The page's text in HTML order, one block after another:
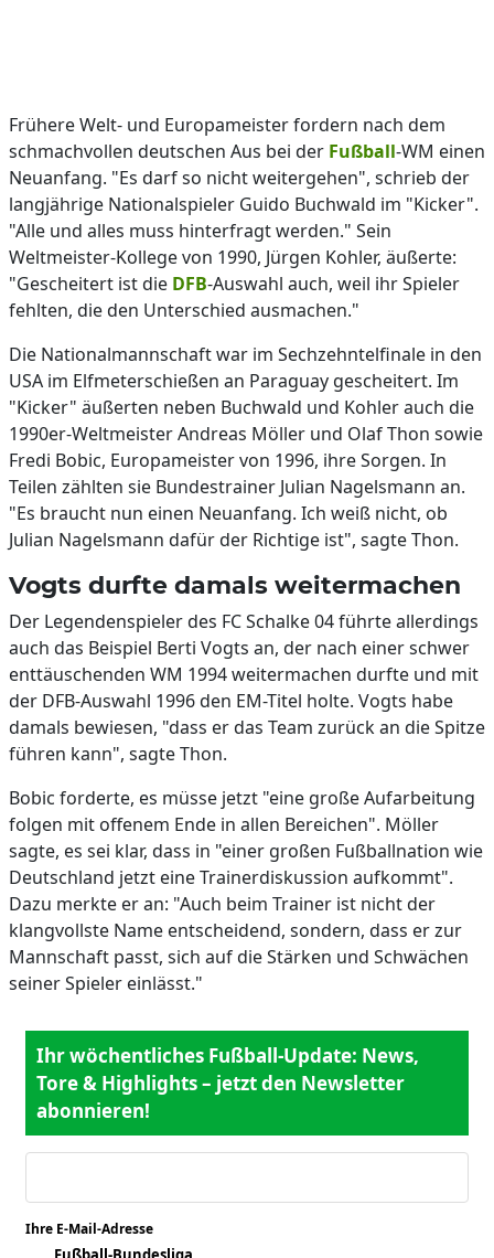
Frühere Welt- und Europameister fordern nach dem
schmachvollen deutschen Aus bei der Fußball-WM einen
Neuanfang. "Es darf so nicht weitergehen", schrieb der
langjährige Nationalspieler Guido Buchwald im "Kicker".
"Alle und alles muss hinterfragt werden." Sein
Weltmeister-Kollege von 1990, Jürgen Kohler, äußerte:
"Gescheitert ist die DFB-Auswahl auch, weil ihr Spieler
fehlten, die den Unterschied ausmachen."
Die Nationalmannschaft war im Sechzehntelfinale in den
USA im Elfmeterschießen an Paraguay gescheitert. Im
"Kicker" äußerten neben Buchwald und Kohler auch die
1990er-Weltmeister Andreas Möller und Olaf Thon sowie
Fredi Bobic, Europameister von 1996, ihre Sorgen. In
Teilen zählten sie Bundestrainer Julian Nagelsmann an.
"Es braucht nun einen Neuanfang. Ich weiß nicht, ob
Julian Nagelsmann dafür der Richtige ist", sagte Thon.
Vogts durfte damals weitermachen
Der Legendenspieler des FC Schalke 04 führte allerdings
auch das Beispiel Berti Vogts an, der nach einer schwer
enttäuschenden WM 1994 weitermachen durfte und mit
der DFB-Auswahl 1996 den EM-Titel holte. Vogts habe
damals bewiesen, "dass er das Team zurück an die Spitze
führen kann", sagte Thon.
Bobic forderte, es müsse jetzt "eine große Aufarbeitung
folgen mit offenem Ende in allen Bereichen". Möller
sagte, es sei klar, dass in "einer großen Fußballnation wie
Deutschland jetzt eine Trainerdiskussion aufkommt".
Dazu merkte er an: "Auch beim Trainer ist nicht der
klangvollste Name entscheidend, sondern, dass er zur
Mannschaft passt, sich auf die Stärken und Schwächen
seiner Spieler einlässt."
Ihr wöchentliches Fußball-Update: News,
Tore & Highlights – jetzt den Newsletter
abonnieren!
Ihre E-Mail-Adresse